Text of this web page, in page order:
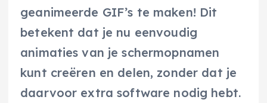
geanimeerde GIF’s te maken! Dit
betekent dat je nu eenvoudig
animaties van je schermopnamen
kunt creëren en delen, zonder dat je
daarvoor extra software nodig hebt.